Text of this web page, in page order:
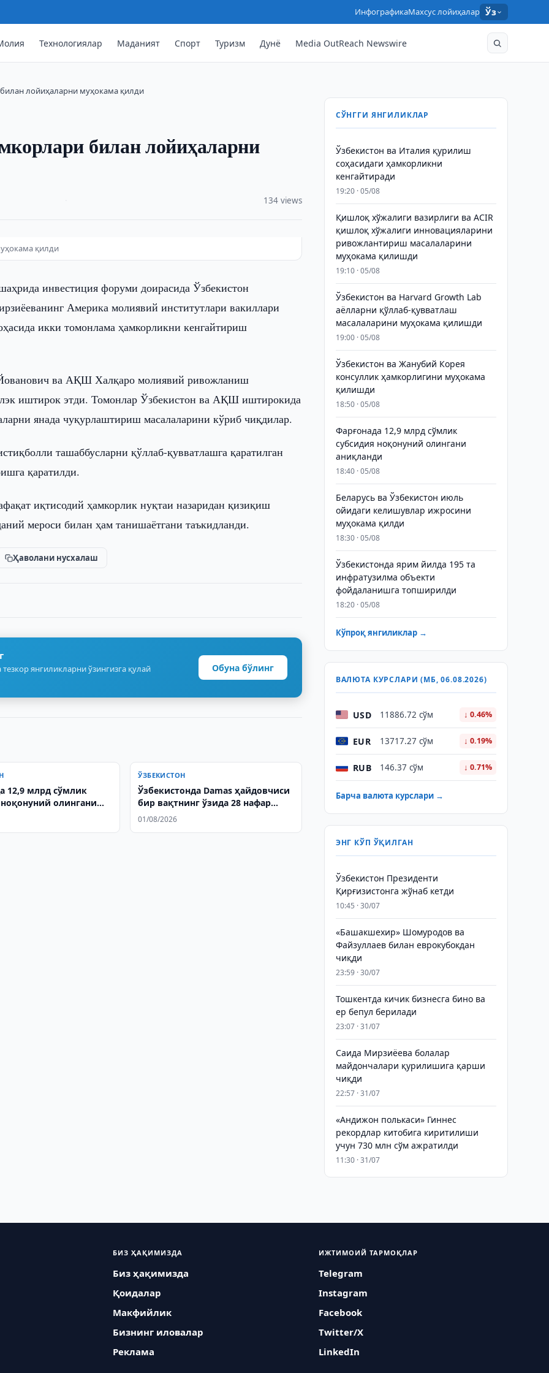
ИнфографикаМахсус лойиҳалар Ўз
Технологиялар Маданият Спорт Туризм Дунё Media OutReach Newswire
лойиҳаларни муҳокама қилди
билан лойиҳаларни
134 views
қилди
инвестиция форуми доирасида Ўзбекистон
Америка молиявий институтлари вакиллари
икки томонлама ҳамкорликни кенгайтириш
ва АҚШ Халқаро молиявий ривожланиш
иштирок этди. Томонлар Ўзбекистон ва АҚШ иштирокида
янада чуқурлаштириш масалаларини кўриб чиқдилар.
ташаббусларни қўллаб-қувватлашга қаратилган
қаратилди.
иқтисодий ҳамкорлик нуқтаи назаридан қизиқиш
мероси билан ҳам танишаётгани таъкидланди.
Ҳаволани нусхалаш
янгиликларни ўзингизга қулай
Обуна бўлинг
12,9 млрд сўмлик
олингани
ЎЗБЕКИСТОН
Ўзбекистонда Damas ҳайдовчиси
бир вақтнинг ўзида 28 нафар
болани ташиди
01/08/2026
СЎНГГИ ЯНГИЛИКЛАР
Ўзбекистон ва Италия қурилиш
соҳасидаги ҳамкорликни
кенгайтиради
19:20 · 05/08
Қишлоқ хўжалиги вазирлиги ва ACIR
қишлоқ хўжалиги инновацияларини
ривожлантириш масалаларини
муҳокама қилишди
19:10 · 05/08
Ўзбекистон ва Harvard Growth Lab
аёлларни қўллаб-қувватлаш
масалаларини муҳокама қилишди
19:00 · 05/08
Ўзбекистон ва Жанубий Корея
консуллик ҳамкорлигини муҳокама
қилишди
18:50 · 05/08
Фарғонада 12,9 млрд сўмлик
субсидия ноқонуний олингани
аниқланди
18:40 · 05/08
Беларусь ва Ўзбекистон июль
ойидаги келишувлар ижросини
муҳокама қилди
18:30 · 05/08
Ўзбекистонда ярим йилда 195 та
инфратузилма объекти
фойдаланишга топширилди
18:20 · 05/08
Кўпроқ янгиликлар →
ВАЛЮТА КУРСЛАРИ (МБ, 06.08.2026)
USD 11886.72 сўм ↓ 0.46%
EUR 13717.27 сўм ↓ 0.19%
RUB 146.37 сўм ↓ 0.71%
Барча валюта курслари →
ЭНГ КЎП ЎҚИЛГАН
Ўзбекистон Президенти
Қирғизистонга жўнаб кетди
10:45 · 30/07
«Башакшехир» Шомуродов ва
Файзуллаев билан еврокубокдан
чиқди
23:59 · 30/07
Тошкентда кичик бизнесга бино ва
ер бепул берилади
23:07 · 31/07
Саида Мирзиёева болалар
майдончалари қурилишига қарши
чиқди
22:57 · 31/07
«Андижон полькаси» Гиннес
рекордлар китобига киритилиши
учун 730 млн сўм ажратилди
11:30 · 31/07
БИЗ ҲАҚИМИЗДА
Биз ҳақимизда
Қоидалар
Макфийлик
Бизнинг иловалар
Реклама
ИЖТИМОИЙ ТАРМОҚЛАР
Telegram
Instagram
Facebook
Twitter/X
LinkedIn